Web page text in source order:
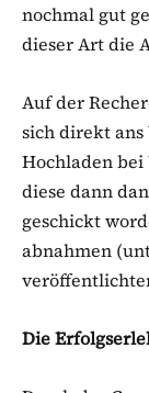
nochmal gut
dieser Art die
Auf der
sich direkt
Hochladen bei
diese dann
geschickt
abnahmen
Die